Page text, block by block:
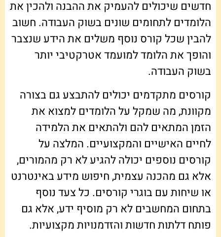
חדשים שיכולים להעמיק את ההבנה ולהכין את
הלומדים לתחומים שונים בשוק העבודה. חשוב
להבין שכל קורס נוסף משלים את הידע שנצבר
והופך את הלומד למועמד אטרקטיבי יותר
בשוק העבודה.
קורסים מתקדמים יכולים להתבצע גם בצורה
מקוונת, מה שמקל על הלומדים למצוא את
הזמן המתאים להם ולהתאים את הלמידה
לחיים האישיים והמקצועיים. המלצה על
קורסים נוספים יכולה להגיע לא רק מהמורים,
אלא גם מהכנה עצמית, חיפוש מידע באינטרנט
או שיחות עם בוגרי קורסים. כל צעד נוסף
בתחום המחשבים לא רק מוסיף ידע, אלא גם
פותח דלתות חדשות והזדמנויות מקצועיות.